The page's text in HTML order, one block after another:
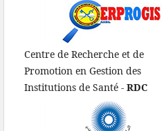
Centre de Recherche et de
Promotion en Gestion des
Institutions de Santé - RDC